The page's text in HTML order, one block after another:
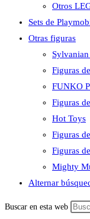
Otros
Sets de
Otras figuras
Figuras
FUNKO
Figuras
Hot Toys
Figuras
Figuras
Mighty
Alternar
Buscar en esta web